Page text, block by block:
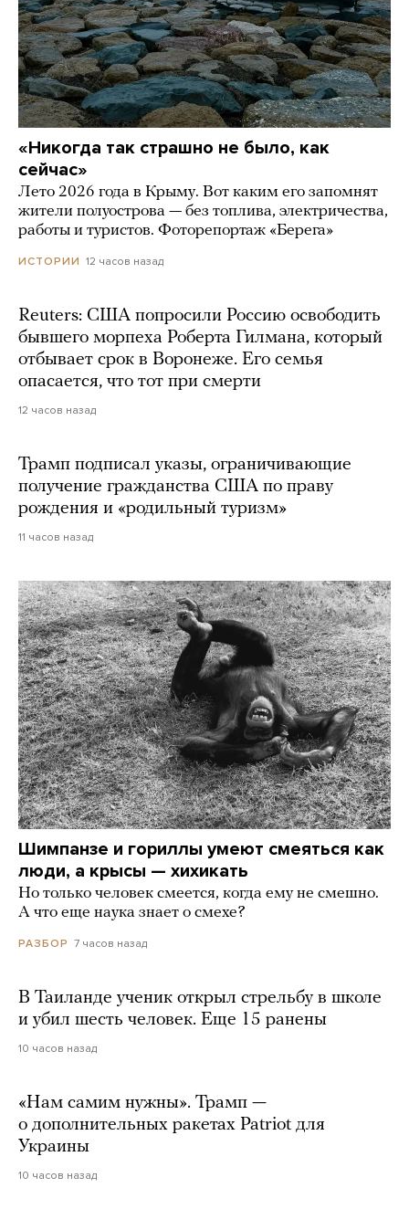
«Никогда так страшно не было, как
сейчас»
Лето 2026 года в Крыму. Вот каким его запомнят
жители полуострова — без топлива, электричества,
работы и туристов. Фоторепортаж «Берега»
ИСТОРИИ 12 часов назад
Reuters: США попросили Россию освободить
бывшего морпеха Роберта Гилмана, который
отбывает срок в Воронеже. Его семья
опасается, что тот при смерти
12 часов назад
Трамп подписал указы, ограничивающие
получение гражданства США по праву
рождения и «родильный туризм»
11 часов назад
Шимпанзе и гориллы умеют смеяться как
люди, а крысы — хихикать
Но только человек смеется, когда ему не смешно.
А что еще наука знает о смехе?
РАЗБОР 7 часов назад
В Таиланде ученик открыл стрельбу в школе
и убил шесть человек. Еще 15 ранены
10 часов назад
«Нам самим нужны». Трамп —
о дополнительных ракетах Patriot для
Украины
10 часов назад